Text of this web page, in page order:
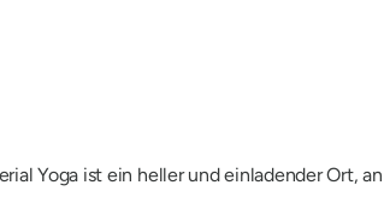
Yoga ist ein heller und einladender Ort, an